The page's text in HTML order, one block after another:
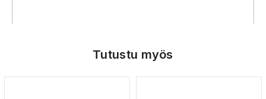
Tutustu myös